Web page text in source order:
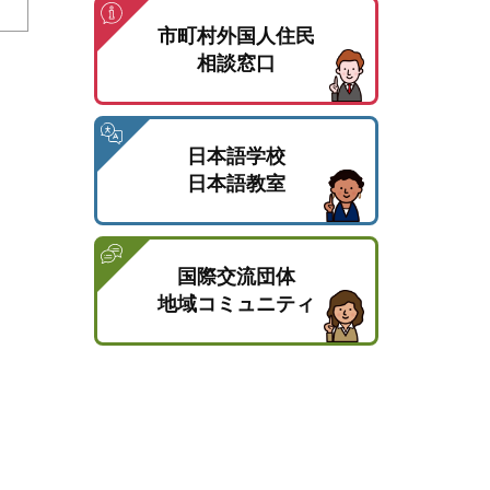
市町村外国人住民
相談窓口
日本語学校
日本語教室
国際交流団体
地域コミュニティ